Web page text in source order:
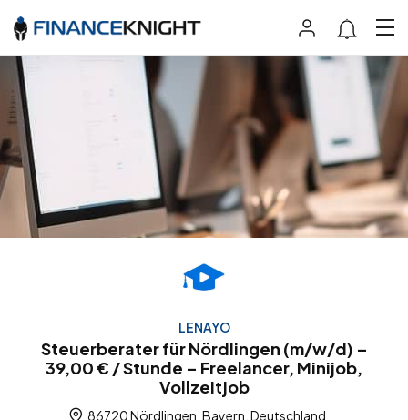
LENAYO
Steuerberater für Nördlingen (m/w/d) –
39,00 € / Stunde – Freelancer, Minijob,
Vollzeitjob
86720 Nördlingen, Bayern, Deutschland